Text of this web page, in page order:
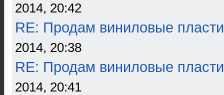
2014, 20:42
RE: Продам виниловые
2014, 20:38
RE: Продам виниловые
2014, 20:41